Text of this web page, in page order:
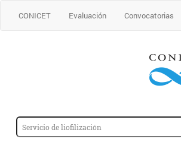
CONICET Evaluación Convocatorias